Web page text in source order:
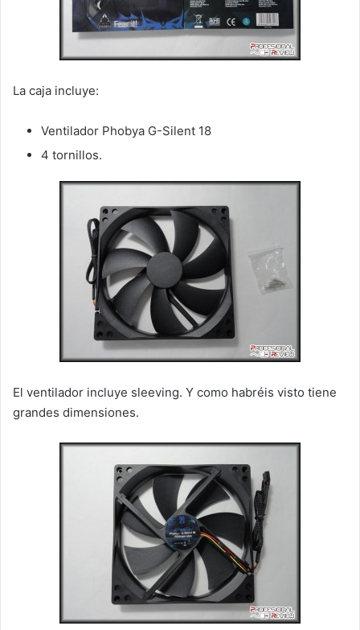
La caja incluye:
Ventilador Phobya G-Silent 18
4 tornillos.
El ventilador incluye sleeving. Y como habréis visto tiene
grandes dimensiones.